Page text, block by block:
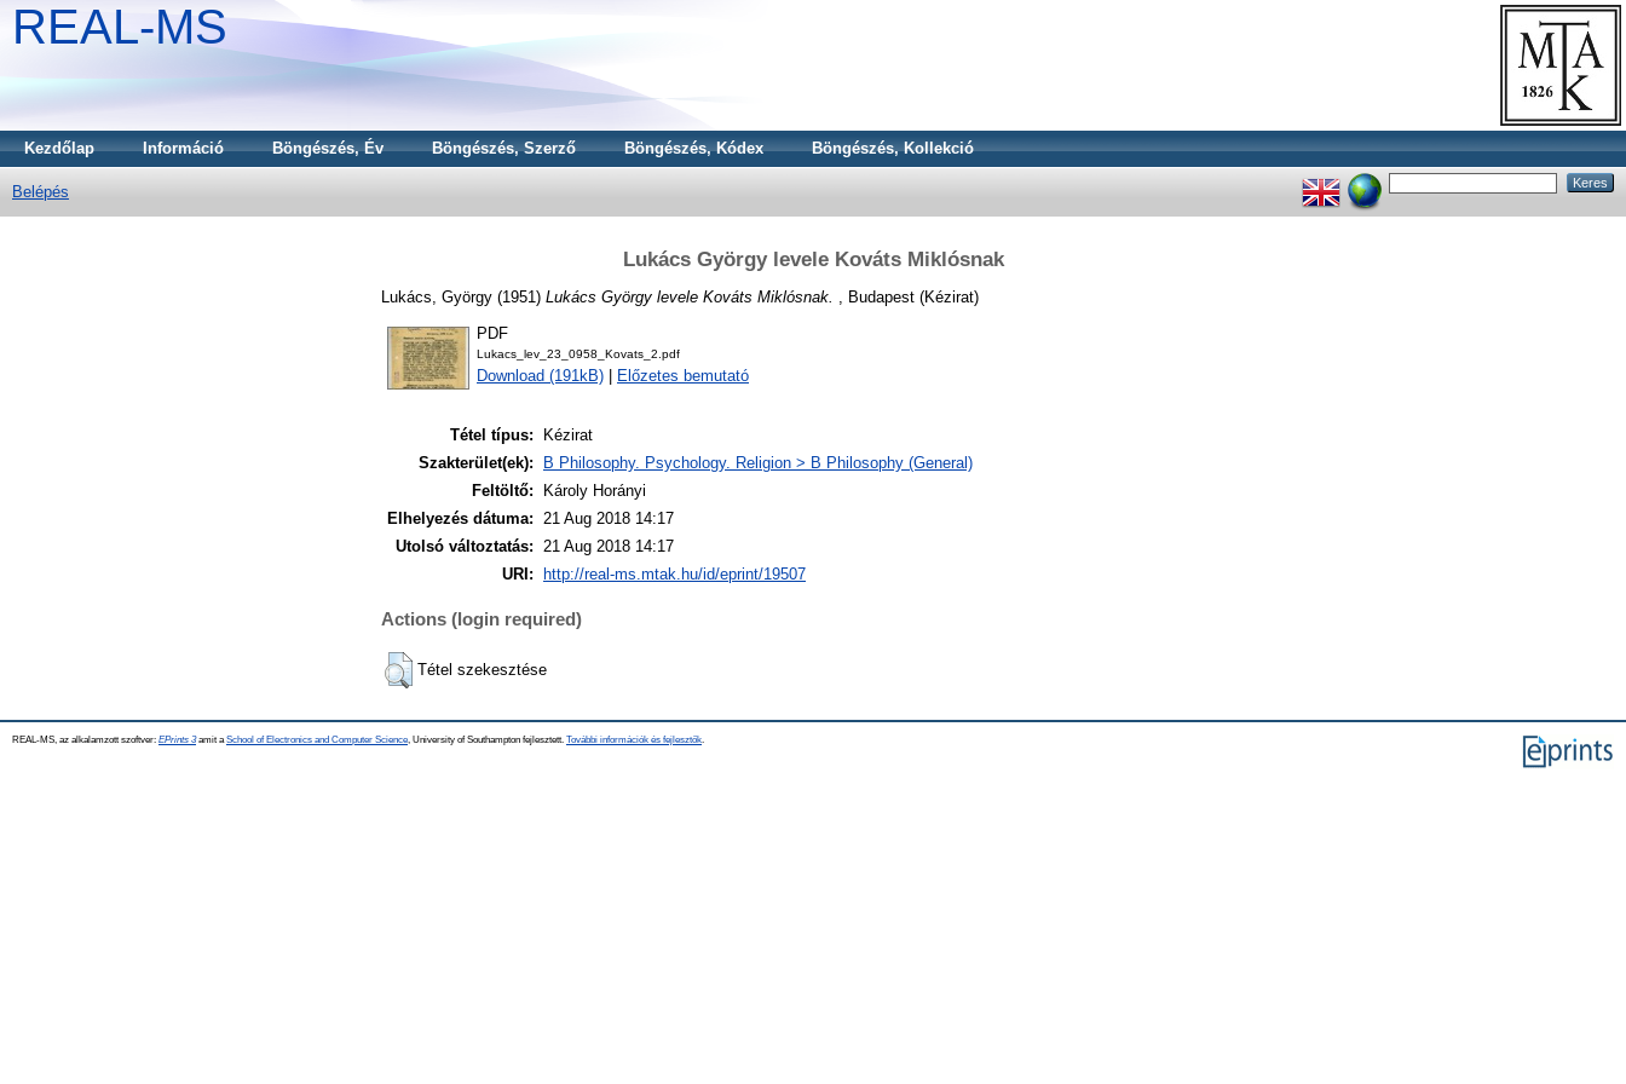
REAL-MS
Kezdőlap Információ Böngészés, Év Böngészés, Szerző Böngészés, Kódex Böngészés, Kollekció
Belépés
Lukács György levele Kováts Miklósnak
Lukács, György (1951) Lukács György levele Kováts Miklósnak. , Budapest (Kézirat)
PDF
Lukacs_lev_23_0958_Kovats_2.pdf
Download (191kB) Előzetes bemutató
Tétel típus:
Kézirat
Szakterület(ek):
B Philosophy. Psychology. Religion > B Philosophy (General)
Feltöltő:
Károly Horányi
Elhelyezés dátuma: 21 Aug 2018 14:17
Utolsó változtatás: 21 Aug 2018 14:17
URI:
http://real-ms.mtak.hu/id/eprint/19507
Actions (login required)
Tétel szekesztése
REAL-MS, az alkalamzott szoftver: EPrints 3amit a School of Electronics and Computer Science , University of Southampton fejlesztett. További információk és fejlesztők